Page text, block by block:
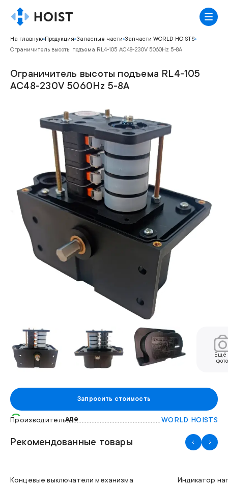
На главную Продукция Запасные части Запчасти WORLD HOISTS
Ограничитель высоты подъема RL4-105 AC48-230V 5060Hz 5-8A
Ограничитель высоты подъема RL4-105
AC48-230V 5060Hz 5-8A
Ещё
фото
Запросить стоимость
Есть на складе
Производитель WORLD HOISTS
Рекомендованные товары
Концевые выключатели механизма
Индикатор